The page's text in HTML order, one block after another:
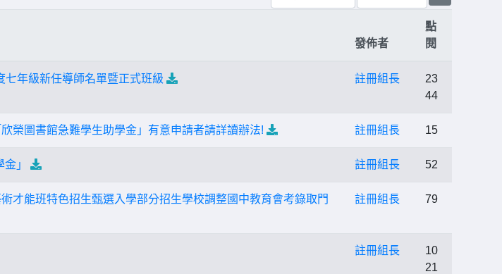
發佈者
點
閱
七年級新任導師名單暨正式班級 註冊組長
23
44
榮圖書館急難學生助學金」有意申請者請詳讀辦法! 註冊組長 15
」 註冊組長 52
才能班特色招生甄選入學部分招生學校調整國中教育會考錄取門
註冊組長 79
註冊組長
10
21